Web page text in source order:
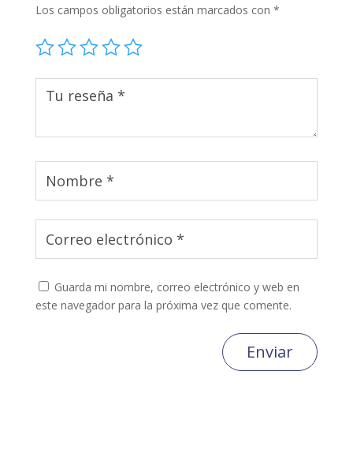
Los campos obligatorios están marcados con *
Guarda mi nombre, correo electrónico y web en
este navegador para la próxima vez que comente.
Enviar